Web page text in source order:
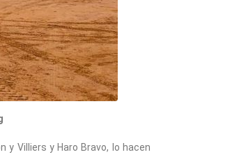
y Villiers y Haro Bravo, lo hacen